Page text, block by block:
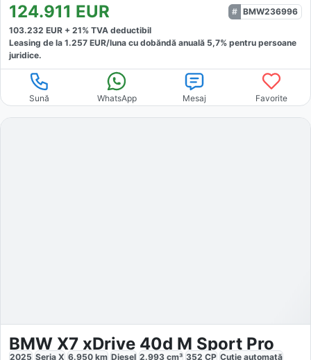
124.911 EUR
BMW236996
103.232 EUR + 21% TVA deductibil
Leasing de la 1.257 EUR/luna cu dobăndă anuală 5,7% pentru persoane
juridice.
Sună WhatsApp Mesaj Favorite
BMW X7 xDrive 40d M Sport Pro
2025 Seria X 6.950 km Diesel 2.993 cm³ 352 CP Cutie automată